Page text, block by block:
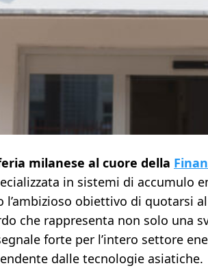
milanese al cuore della
in sistemi di accumulo
l’ambizioso obiettivo di quotarsi
che rappresenta non solo una
forte per l’intero settore
dalle tecnologie asiatiche.